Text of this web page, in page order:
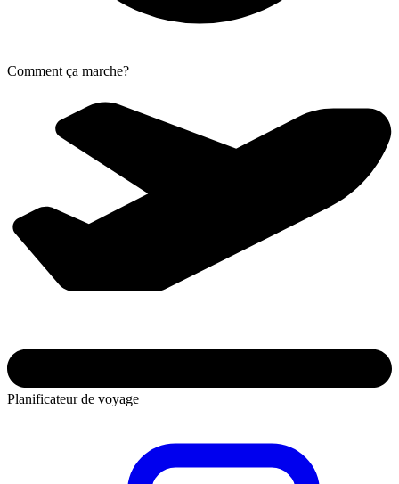
Comment ça marche?
Planificateur de voyage